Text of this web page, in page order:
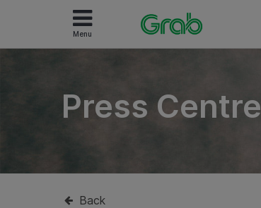
Menu
Press Centre
Back